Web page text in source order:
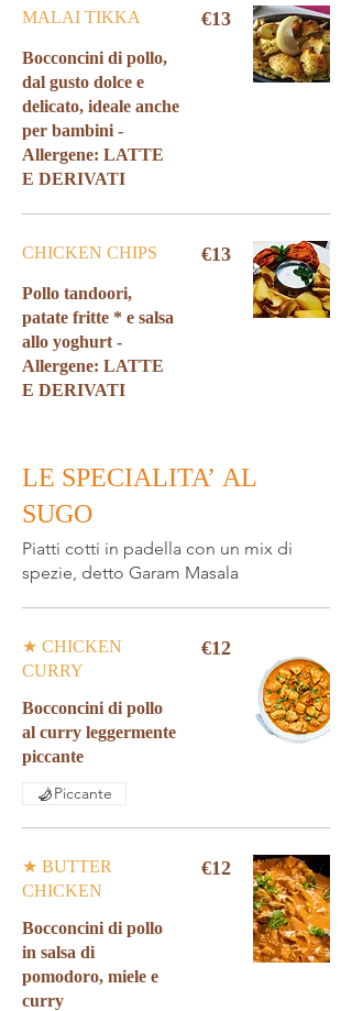
MALAI TIKKA
Bocconcini di pollo,
dal gusto dolce e
delicato, ideale anche
per bambini -
Allergene: LATTE
E DERIVATI
€13
CHICKEN CHIPS
Pollo tandoori,
patate fritte * e salsa
allo yoghurt -
Allergene: LATTE
E DERIVATI
€13
LE SPECIALITA’ AL
SUGO
Piatti cotti in padella con un mix di
★ CHICKEN
CURRY
Bocconcini di pollo
al curry leggermente
€12
Piccante
★ BUTTER
CHICKEN
Bocconcini di pollo
in salsa di
pomodoro, miele e
€12